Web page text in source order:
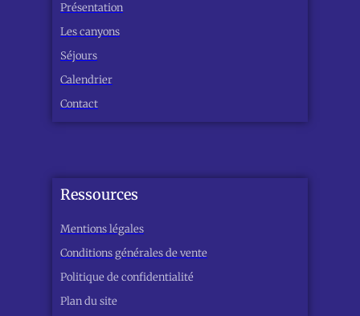
Présentation
Les canyons
Séjours
Calendrier
Contact
Ressources
Mentions légales
Conditions générales de vente
Politique de confidentialité
Plan du site